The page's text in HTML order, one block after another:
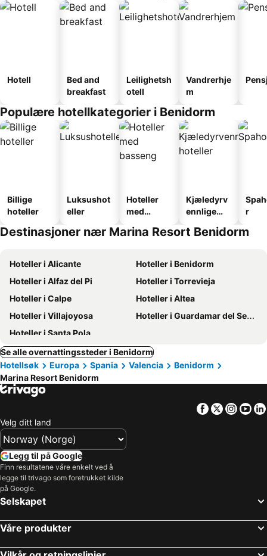
Hotell
Bed and
breakfast
Leilighetsh
otell
Vandrerhje
m
Populære hotellkategorier i Benidorm
Billige
hoteller
Luksushot
eller
Hoteller
med
Kjæledyrv
ennlige
r
Destinasjoner nær Marina Resort Benidorm
Hoteller i Alicante
Hoteller i Benidorm
Hoteller i Alfaz del Pi
Hoteller i Torrevieja
Hoteller i Calpe
Hoteller i Altea
Hoteller i Villajoyosa
Hoteller i Guardamar del Segura
Hoteller i Santa Pola
Se alle overnattingssteder i Benidorm
Hotellsøk
Europa Spania Valencia
Benidorm
Marina Resort Benidorm
Facebook
Twitter
Velg ditt land
Legg til på Google
Finn resultatene våre enkelt ved å
legge til trivago som foretrukket kilde
på Google.
Selskapet
Våre produkter